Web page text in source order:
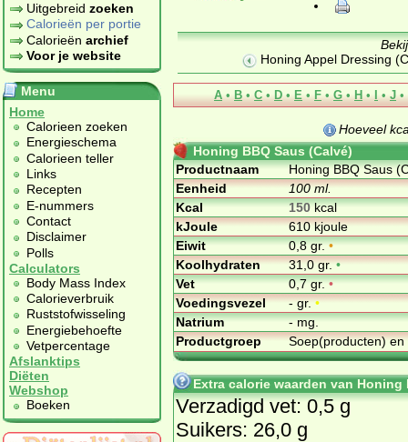
Uitgebreid zoeken
Calorieën per portie
Calorieën archief
Voor je website
Menu
Home
Calorieen zoeken
Energieschema
Calorieen teller
Links
Recepten
E-nummers
Contact
Disclaimer
Polls
Calculators
Body Mass Index
Calorieverbruik
Ruststofwisseling
Energiebehoefte
Vetpercentage
Afslanktips
Diëten
Webshop
Boeken
Honing Appel Dressing
A • B • C • D • E • F • G • H • I • J •
Hoeveel
Honing BBQ Saus (Calvé)
Productnaam
Honing BBQ Saus
Eenheid
100 ml.
Kcal
150kcal
kJoule
610 kjoule
Eiwit
0,8 gr.•
Koolhydraten
31,0 gr.•
Vet
0,7 gr.•
Voedingsvezel
- gr.•
Natrium
- mg.
Productgroep
Soep(producten)
Extra calorie waarden van Honing
Verzadigd vet: 0,5 g
Suikers: 26,0 g